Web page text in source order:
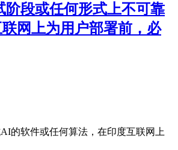
段或任何形式上不可靠
网上为用户部署前，必
的软件或任何算法，在印度互联网上